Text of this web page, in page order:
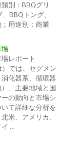
別：BBQグリ
BBQトング、
用途別：商業
場
レポート
）では、セグメン
化器系、循環器
、主要地域と国
の動向と市場シ
て詳細な分析を
米、アメリカ、
イ …